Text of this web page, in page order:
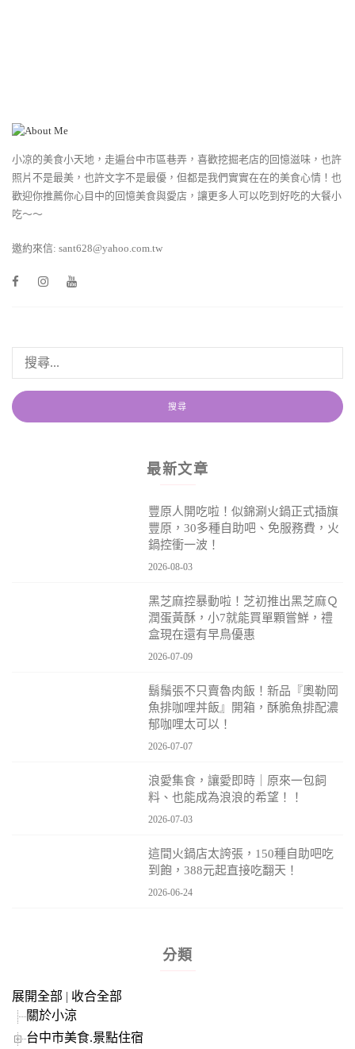
小凉的美食小天地，走遍台中市區巷弄，喜歡挖掘老店的回憶滋味，也許
照片不是最美，也許文字不是最優，但都是我們實實在在的美食心情！也
歡迎你推薦你心目中的回憶美食與愛店，讓更多人可以吃到好吃的大餐小
吃～～
邀約來信: sant628@yahoo.com.tw
最新文章
豐原人開吃啦！似錦涮火鍋正式插旗
豐原，30多種自助吧、免服務費，火
鍋控衝一波！
2026-08-03
黑芝麻控暴動啦！芝初推出黑芝麻Ｑ
潤蛋黃酥，小7就能買單顆嘗鮮，禮
盒現在還有早鳥優惠
2026-07-09
鬍鬚張不只賣魯肉飯！新品『奧勒岡
魚排咖哩丼飯』開箱，酥脆魚排配濃
郁咖哩太可以！
2026-07-07
浪愛集食，讓愛即時｜原來一包飼
料、也能成為浪浪的希望！！
2026-07-03
這間火鍋店太誇張，150種自助吧吃
到飽，388元起直接吃翻天！
2026-06-24
分類
展開全部 | 收合全部
關於小涼
台中市美食.景點住宿